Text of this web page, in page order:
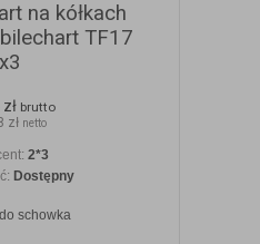
na kółkach
TF17
brutto
zł netto
2*3
Dostępny
schowka